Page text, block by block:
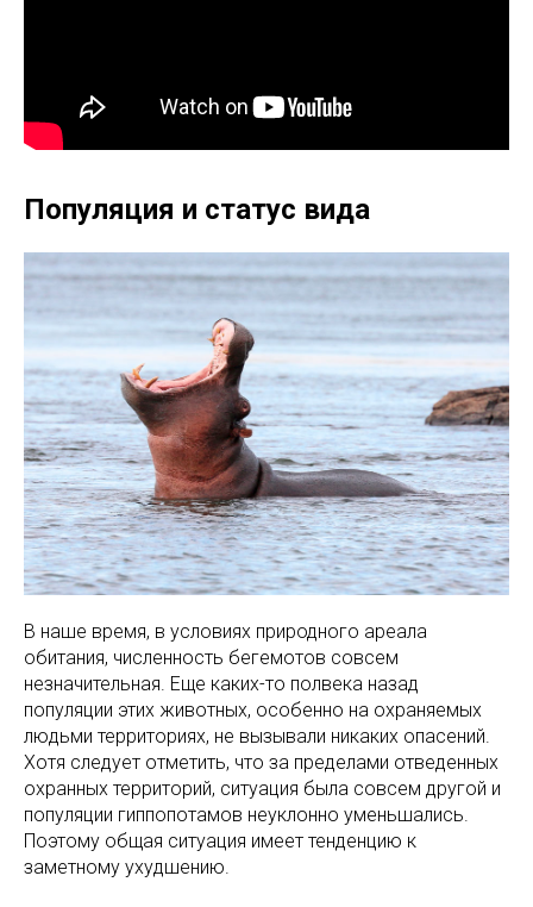
Популяция и статус вида
В наше время, в условиях природного ареала
обитания, численность бегемотов совсем
незначительная. Еще каких-то полвека назад
популяции этих животных, особенно на охраняемых
людьми территориях, не вызывали никаких опасений.
Хотя следует отметить, что за пределами отведенных
охранных территорий, ситуация была совсем другой и
популяции гиппопотамов неуклонно уменьшались.
Поэтому общая ситуация имеет тенденцию к
заметному ухудшению.